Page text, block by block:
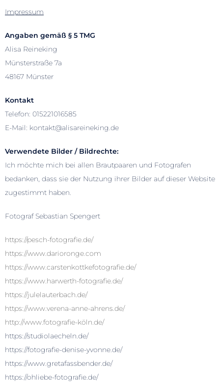
Impressum
Angaben gemäß § 5 TMG
Alisa Reineking
Münsterstraße 7a
48167 Münster
Kontakt
Telefon: 015221016585
E-Mail: kontakt@alisareineking.de
Verwendete Bilder / Bildrechte:
Ich möchte mich bei allen Brautpaaren und Fotografen
bedanken, dass sie der Nutzung ihrer Bilder auf dieser Website
zugestimmt haben.
Fotograf Sebastian Spengert
https://pesch-fotografie.de/
https://www.darioronge.com
https://www.carstenkottkefotografie.de/
https://www.harwerth-fotografie.de/
https://julelauterbach.de/
https://www.verena-anne-ahrens.de/
http://www.fotografie-köln.de/
https://studiolaecheln.de/
https://fotografie-denise-yvonne.de/
https://www.gretafassbender.de/
https://ohliebe-fotografie.de/